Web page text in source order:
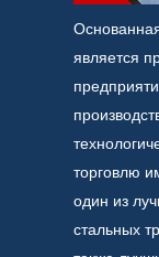
является
торговлю
один из
стальных